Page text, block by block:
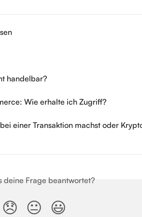
handelbar?
Wie erhalte ich Zugriff?
einer Transaktion machst oder
deine Frage beantwortet?
😞 😐 😃